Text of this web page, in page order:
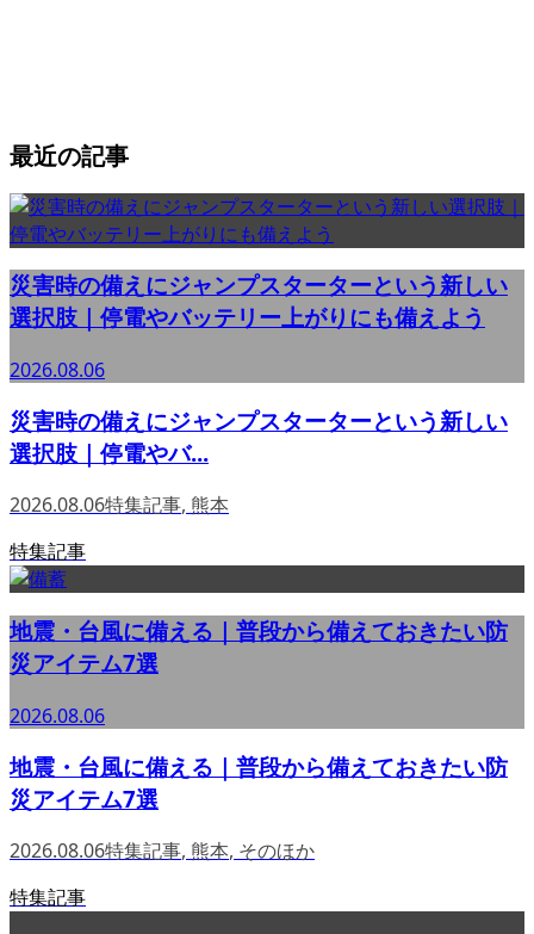
最近の記事
災害時の備えにジャンプスターターという新しい
選択肢｜停電やバッテリー上がりにも備えよう
2026.08.06
災害時の備えにジャンプスターターという新しい
選択肢｜停電やバ...
2026.08.06特集記事, 熊本
特集記事
地震・台風に備える｜普段から備えておきたい防
災アイテム7選
2026.08.06
地震・台風に備える｜普段から備えておきたい防
災アイテム7選
2026.08.06特集記事, 熊本, そのほか
特集記事